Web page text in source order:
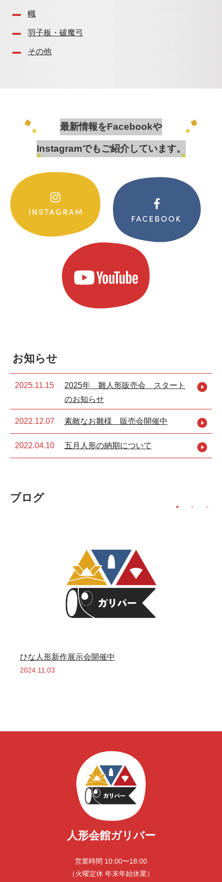
幟
羽子板・破魔弓
その他
最新情報をFacebookや
Instagramでもご紹介しています。
お知らせ
2025.11.15
2025年 雛人形販売会 スタート
のお知らせ
2022.12.07 素敵なお雛様 販売会開催中
2022.04.10 五月人形の納期について
ブログ
ひな人形新作展示会開催中
2024.11.03
人形会館ガリバー
営業時間 10:00〜18:00
（火曜定休 年末年始休業）